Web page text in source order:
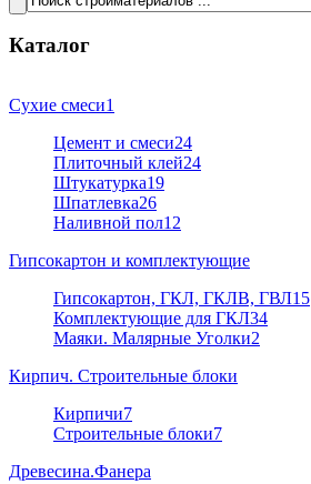
Каталог
Сухие смеси1
Цемент и смеси24
Плиточный клей24
Штукатурка19
Шпатлевка26
Наливной пол12
Гипсокартон и комплектующие
Гипсокартон, ГКЛ, ГКЛВ, ГВЛ15
Комплектующие для ГКЛ34
Маяки. Малярные Уголки2
Кирпич. Строительные блоки
Кирпичи7
Строительные блоки7
Древесина.Фанера